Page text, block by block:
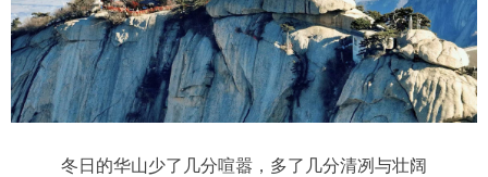
冬日的华山少了几分喧嚣，多了几分清冽与壮阔